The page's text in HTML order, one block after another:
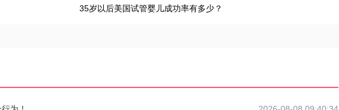
35岁以后美国试管婴儿成功率有多少？